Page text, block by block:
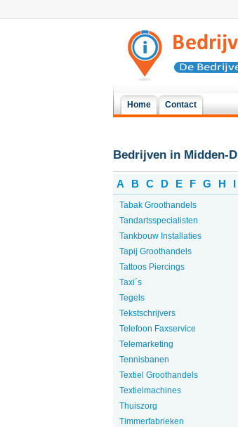
Home Contact
Bedrijven in Midden-
A B C D E F G H I
Tabak Groothandels
Tandartsspecialisten
Tankbouw Installaties
Tapij Groothandels
Tattoos Piercings
Taxi´s
Tegels
Tekstschrijvers
Telefoon Faxservice
Telemarketing
Tennisbanen
Textiel Groothandels
Textielmachines
Thuiszorg
Timmerfabrieken